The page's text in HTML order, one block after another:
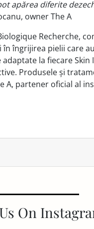
apărea diferite
owner The A
Recherche,
îngrijirea pielii care
la fiecare Skin
Produsele și
A, partener oficial al
On